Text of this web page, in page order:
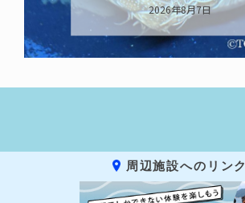
2026年8月7日
周辺施設へのリンク